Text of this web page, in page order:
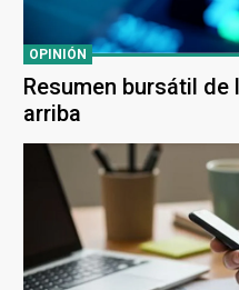
OPINIÓN
Resumen bursátil de
arriba